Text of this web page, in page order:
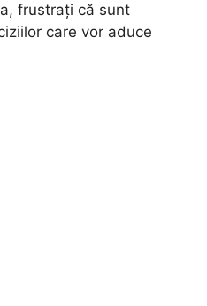
frustrați că sunt
care vor aduce